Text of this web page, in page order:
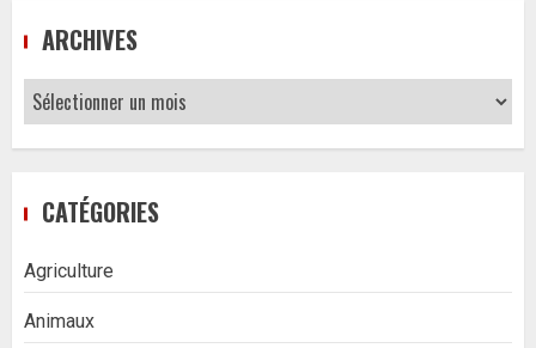
ARCHIVES
Archives
CATÉGORIES
Agriculture
Animaux